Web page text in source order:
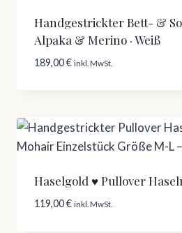
Handgestrickter Bett- &
Alpaka & Merino · Weiß
189,00€ inkl. MwSt.
Haselgold ♥ Pullover
119,00€ inkl. MwSt.